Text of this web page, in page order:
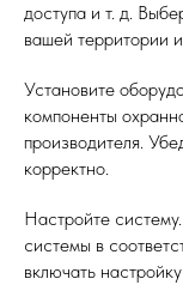
доступа и т. д.
вашей территории
Установите
компоненты
производителя.
корректно.
Настройте
системы в
включать